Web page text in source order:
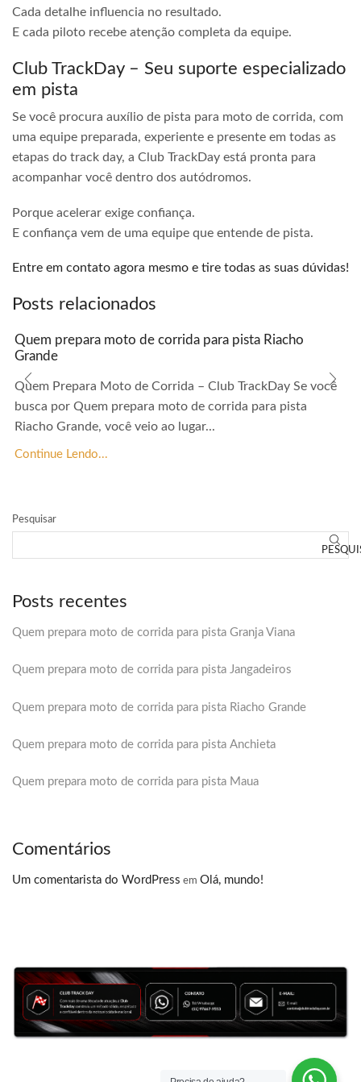
Cada detalhe influencia no resultado.
E cada piloto recebe atenção completa da equipe.
Club TrackDay – Seu suporte especializado
em pista
Se você procura auxílio de pista para moto de corrida, com
uma equipe preparada, experiente e presente em todas as
etapas do track day, a Club TrackDay está pronta para
acompanhar você dentro dos autódromos.
Porque acelerar exige confiança.
E confiança vem de uma equipe que entende de pista.
Entre em contato agora mesmo e tire todas as suas dúvidas!
Posts relacionados
Quem prepara moto de corrida para pista Riacho
Grande
Quem Prepara Moto de Corrida – Club TrackDay Se você
busca por Quem prepara moto de corrida para pista
Riacho Grande, você veio ao lugar...
Continue Lendo...
Pesquisar
Posts recentes
Quem prepara moto de corrida para pista Granja Viana
Quem prepara moto de corrida para pista Jangadeiros
Quem prepara moto de corrida para pista Riacho Grande
Quem prepara moto de corrida para pista Anchieta
Quem prepara moto de corrida para pista Maua
Comentários
Um comentarista do WordPress em Olá, mundo!